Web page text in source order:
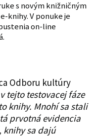
s novým knižničným
knihy. V ponuke je
on-line
Odboru kultúry
tejto testovacej fáze
knihy. Mnohí sa stali
prvotná evidencia
knihy sa dajú